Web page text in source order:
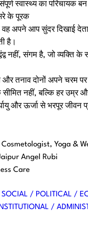
स्वास्थ्य का परिचायक बन
के पूरक
वह अपने आप सुंदर दिखाई
है।
नहीं, संगम है, जो व्यक्ति के
तनाव दोनों अपने चरम
नहीं, बल्कि हर उम्र
और ऊर्जा से भरपूर जीवन
Yoga &
Angel Rubi
Care
SOCIAL / POLITICAL /
/